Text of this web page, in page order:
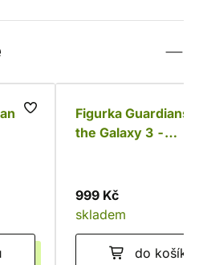
Figurka Guardians
the Galaxy 3 -
999 Kč
skladem
do košíku